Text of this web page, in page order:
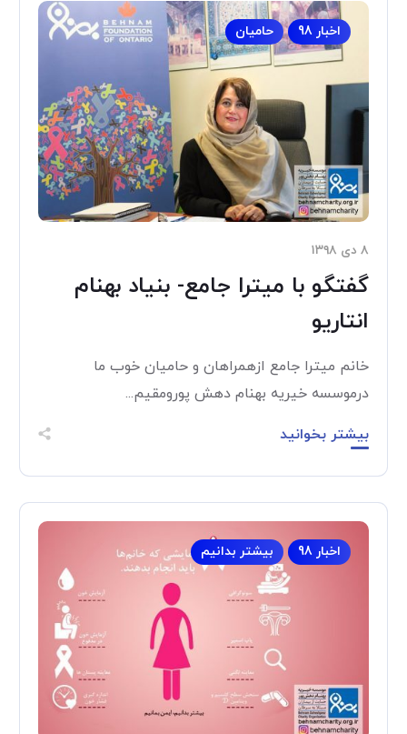
اخبار 98 حامیان
۸ دی ۱۳۹۸
گفتگو با میترا جامع- بنیاد بهنام
انتاریو
خانم میترا‌ جامع از‌همراهان و حامیان خوب ما
درموسسه خیریه بهنام دهش پور‌و‌مقیم...
بیشتر بخوانید
اخبار 98 بیشتر بدانیم